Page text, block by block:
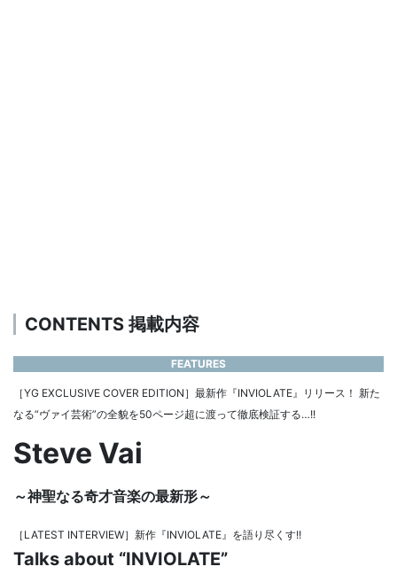
CONTENTS 掲載内容
FEATURES
［YG EXCLUSIVE COVER EDITION］最新作『INVIOLATE』リリース！ 新た
なる“ヴァイ芸術”の全貌を50ページ超に渡って徹底検証する…!!
Steve Vai
～神聖なる奇才音楽の最新形～
［LATEST INTERVIEW］新作『INVIOLATE』を語り尽くす!!
Talks about “INVIOLATE”